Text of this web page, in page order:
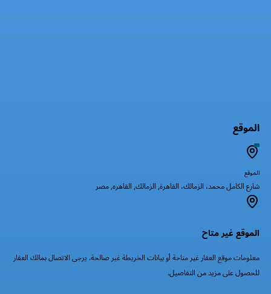
الموقع
الموقع
شارع الكامل محمد، الزمالك، القاهرة, الزمالك, القاهره, مصر
الموقع غير متاح
معلومات موقع العقار غير متاحة أو بيانات الخريطة غير صالحة. يرجى الاتصال بمالك العقار
للحصول على مزيد من التفاصيل.